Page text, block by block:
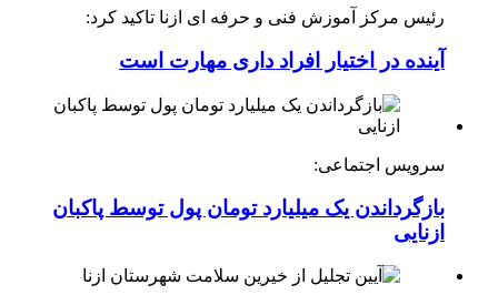
رئیس مرکز آموزش فنی و حرفه ای ازنا تاکید کرد:
آینده در اختیار افراد داری مهارت است
سرویس اجتماعی:
بازگرداندن یک میلیارد تومان پول توسط پاکبان
ازنایی